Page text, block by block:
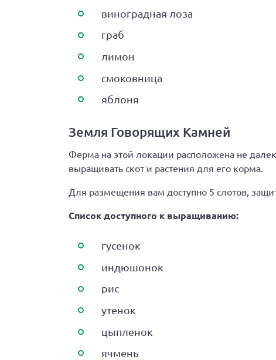
виноградная лоза
граб
лимон
смоковница
яблоня
Земля Говорящих Камней
Ферма на этой локации расположена не
выращивать скот и растения для его корма.
Для размещения вам доступно 5 слотов,
Список доступного к выращиванию:
гусенок
индюшонок
рис
утенок
цыпленок
ячмень